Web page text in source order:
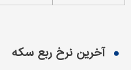
آخرین نرخ ربع سکه